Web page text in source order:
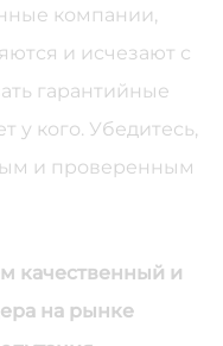
компании,
и исчезают с
гарантийные
у кого. Убедитесь,
и проверенным
качественный и
на рынке